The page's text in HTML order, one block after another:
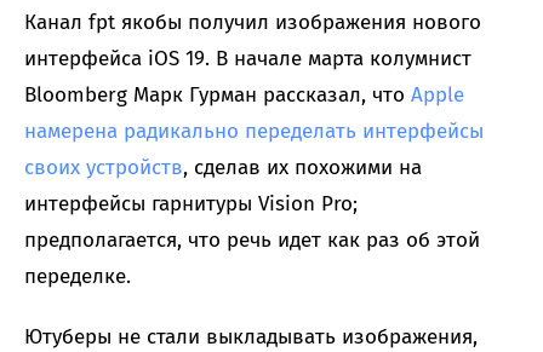
Канал fpt якобы получил изображения нового
интерфейса iOS 19. В начале марта колумнист
Bloomberg Марк Гурман рассказал, что Apple
намерена радикально переделать интерфейсы
своих устройств, сделав их похожими на
интерфейсы гарнитуры Vision Pro;
предполагается, что речь идет как раз об этой
переделке.
Ютуберы не стали выкладывать изображения,